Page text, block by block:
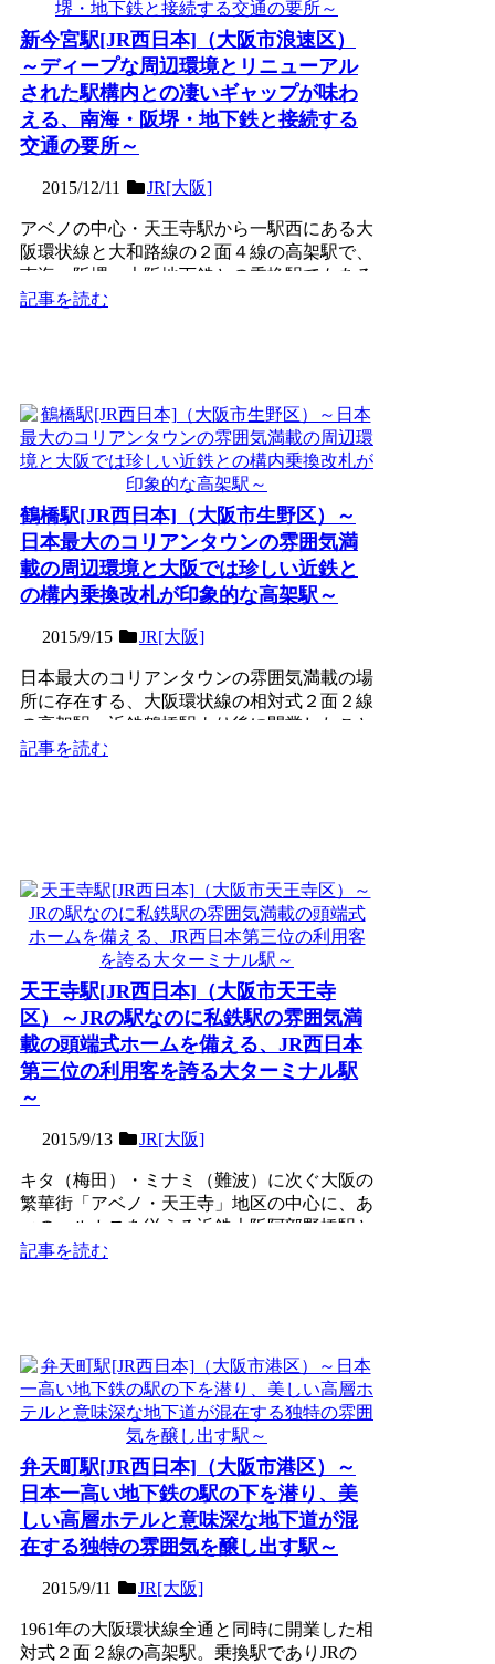
新今宮駅[JR西日本]（大阪市浪速区）
～ディープな周辺環境とリニューアル
された駅構内との凄いギャップが味わ
える、南海・阪堺・地下鉄と接続する
交通の要所～
2015/12/11 JR[大阪]
アベノの中心・天王寺駅から一駅西にある大
阪環状線と大和路線の２面４線の高架駅で、
南海・阪堺・大阪地下鉄との乗換駅でもある
交通の要所。ほぼ同位...
記事を読む
鶴橋駅[JR西日本]（大阪市生野区）～
日本最大のコリアンタウンの雰囲気満
載の周辺環境と大阪では珍しい近鉄と
の構内乗換改札が印象的な高架駅～
2015/9/15 JR[大阪]
日本最大のコリアンタウンの雰囲気満載の場
所に存在する、大阪環状線の相対式２面２線
の高架駅。近鉄鶴橋駅より後に開業したこと
から、近鉄の高架駅を...
記事を読む
天王寺駅[JR西日本]（大阪市天王寺
区）～JRの駅なのに私鉄駅の雰囲気満
載の頭端式ホームを備える、JR西日本
第三位の利用客を誇る大ターミナル駅
～
2015/9/13 JR[大阪]
キタ（梅田）・ミナミ（難波）に次ぐ大阪の
繁華街「アベノ・天王寺」地区の中心に、あ
べのハルカスを従える近鉄大阪阿部野橋駅と
がっぷり四つに構える...
記事を読む
弁天町駅[JR西日本]（大阪市港区）～
日本一高い地下鉄の駅の下を潜り、美
しい高層ホテルと意味深な地下道が混
在する独特の雰囲気を醸し出す駅～
2015/9/11 JR[大阪]
1961年の大阪環状線全通と同時に開業した相
対式２面２線の高架駅。乗換駅でありJRの